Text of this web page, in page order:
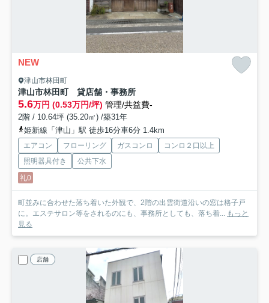
NEW
津山市林田町
津山市林田町 貸店舗・事務所
5.6万円 (0.53万円/坪) 管理/共益費-
2階 / 10.64坪 (35.20㎡) /築31年
姫新線「津山」駅 徒歩16分車6分 1.4km
エアコン フローリング ガスコンロ
コンロ２口以上
照明器具付き
公共下水
礼0
町並みに合わせた落ち着いた外観で、2階の出雲街道沿いの窓は格子戸
に。エステサロン等をされるのにも、事務所としても、落ち着...
もっと
見る
店舗